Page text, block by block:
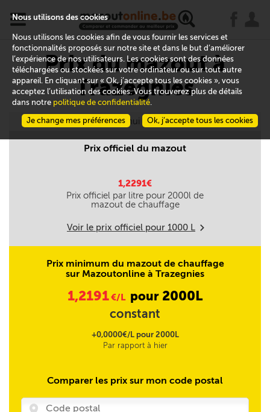
x
Prix du mazout à
Trazegnies
Aujourd'hui le 09/08
Prix officiel du mazout
1,2291€
Prix officiel par litre pour 2000l de
mazout de chauffage
Voir le prix officiel pour 1000 L m
Prix minimum du mazout de chauffage
sur Mazoutonline à Trazegnies
1,2191€/L pour 2000L
constant
+0,0000€/L pour 2000L
Par rapport à hier
Comparer les prix sur mon code postal
Nous utilisons des cookies
Nous utilisons les cookies afin de vous fournir les services et
fonctionnalités proposés sur notre site et dans le but d’améliorer
l’expérience de nos utilisateurs. Les cookies sont des données
téléchargées ou stockées sur votre ordinateur ou sur tout autre
appareil. En cliquant sur « Ok, j’accepte tous les cookies », vous
acceptez l’utilisation des cookies. Vous trouverez plus de détails
dans notre politique de confidentialité.
Ok, j’accepte tous les cookies
Je change mes préférences